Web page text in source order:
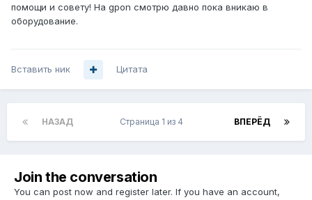
помощи и совету! На gpon смотрю давно пока вникаю в
оборудование.
Вставить ник Цитата
НАЗАД ВПЕРЁД
Страница 1 из 4
Join the conversation
You can post now and register later. If you have an account,